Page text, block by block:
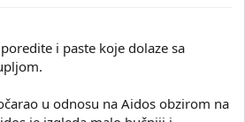
i paste koje dolaze sa
u odnosu na Aidos obzirom na